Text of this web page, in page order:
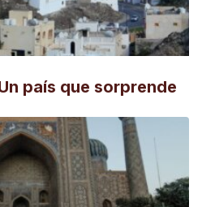
país que sorprende